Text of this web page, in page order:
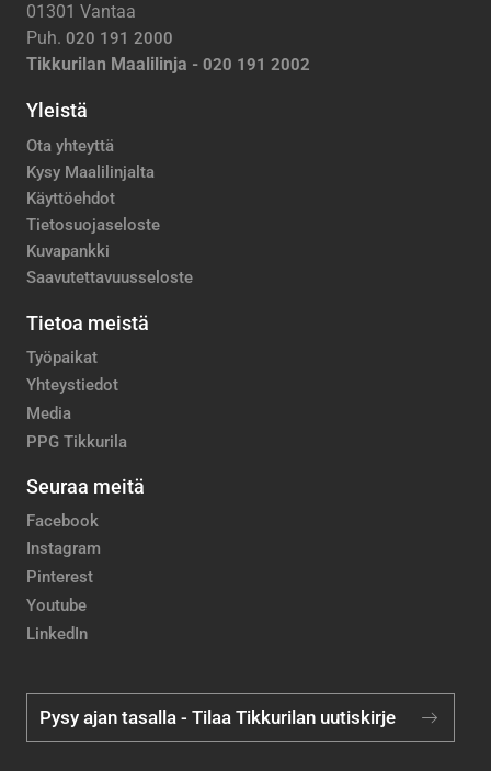
01301 Vantaa
Puh. 020 191 2000
Tikkurilan Maalilinja - 020 191 2002
Yleistä
Ota yhteyttä
Kysy Maalilinjalta
Käyttöehdot
Tietosuojaseloste
Kuvapankki
Saavutettavuusseloste
Tietoa meistä
Työpaikat
Yhteystiedot
Media
PPG Tikkurila
Seuraa meitä
Facebook
Instagram
Pinterest
Youtube
LinkedIn
Pysy ajan tasalla - Tilaa Tikkurilan uutiskirje